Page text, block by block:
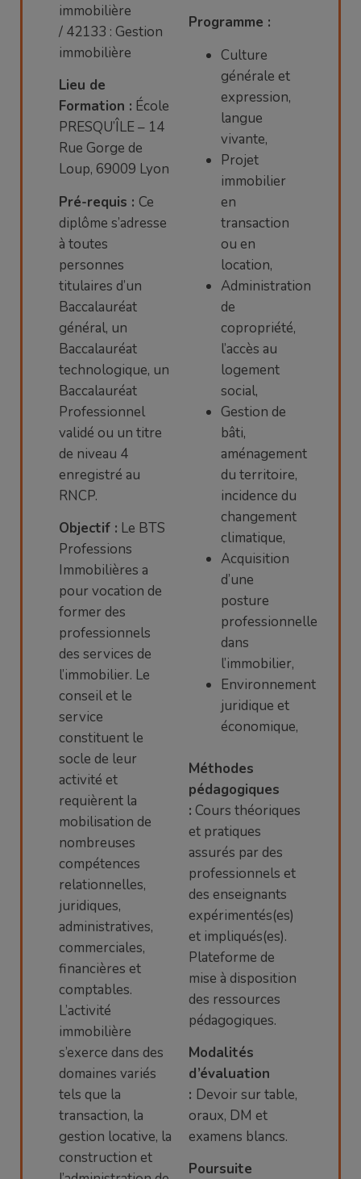
immobilière
/ 42133 : Gestion
immobilière
Lieu de
Formation : École
PRESQU’ÎLE – 14
Rue Gorge de
Loup, 69009 Lyon
Pré-requis : Ce
diplôme s’adresse
à toutes
personnes
titulaires d’un
Baccalauréat
général, un
Baccalauréat
technologique, un
Baccalauréat
Professionnel
validé ou un titre
de niveau 4
enregistré au
RNCP.
Objectif : Le BTS
Professions
Immobilières a
pour vocation de
former des
professionnels
des services de
l’immobilier. Le
conseil et le
service
constituent le
socle de leur
activité et
requièrent la
mobilisation de
nombreuses
compétences
relationnelles,
juridiques,
administratives,
commerciales,
financières et
comptables.
L’activité
immobilière
s’exerce dans des
domaines variés
tels que la
transaction, la
gestion locative, la
construction et
Programme :
Culture
générale et
expression,
langue
vivante,
Projet
immobilier
en
transaction
ou en
location,
Administration
de
copropriété,
l’accès au
logement
social,
Gestion de
bâti,
aménagement
du territoire,
incidence du
changement
climatique,
Acquisition
d’une
posture
professionnelle
dans
l’immobilier,
Environnement
juridique et
économique,
Méthodes
pédagogiques
: Cours théoriques
et pratiques
assurés par des
professionnels et
des enseignants
expérimentés(es)
et impliqués(es).
Plateforme de
mise à disposition
des ressources
pédagogiques.
Modalités
d’évaluation
: Devoir sur table,
oraux, DM et
examens blancs.
Poursuite